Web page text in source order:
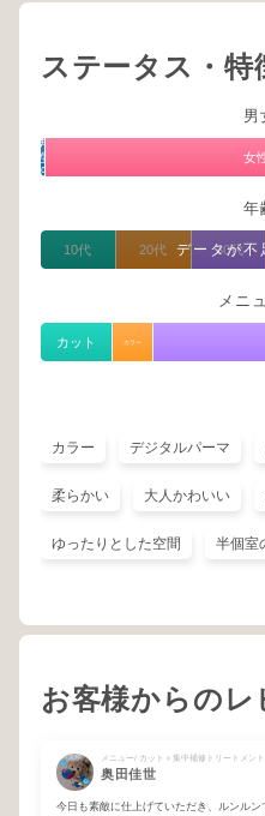
ステータス・特
男
男
性
1%
女
年
データが不
10代 20代 30代
メニ
カット カラー
カラー デジタルパーマ
柔らかい 大人かわいい
ゆったりとした空間 半個室
お客様からのレ
メニュー/ カット＋集中補修トリートメント
奥田佳世
今日も素敵に仕上げていただき、ルンルン